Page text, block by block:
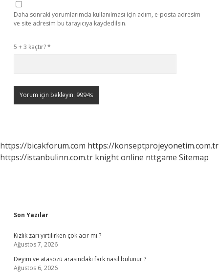
Daha sonraki yorumlarımda kullanılması için adım, e-posta adresim
ve site adresim bu tarayıcıya kaydedilsin.
5 + 3 kaçtır?*
https://bicakforum.com https://konseptprojeyonetim.com.tr
https://istanbulinn.com.tr knight online nttgame Sitemap
Sidebar
Son Yazılar
Kızlık zarı yırtılırken çok acır mı ?
Ağustos 7, 2026
Deyim ve atasözü arasındaki fark nasıl bulunur ?
Ağustos 6, 2026